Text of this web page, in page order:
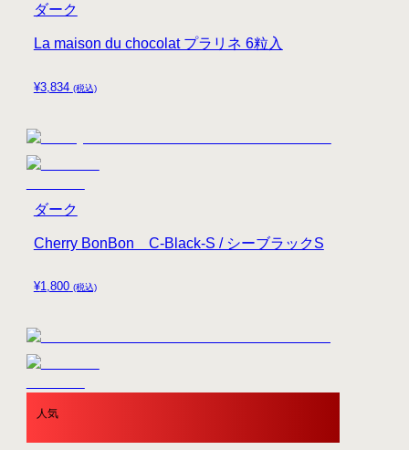
¥3,834 (税込)
La maison du chocolat プラリネ 6粒入
ダーク
¥1,800 (税込)
Cherry BonBon C-Black-S / シーブラックS
ダーク
人気